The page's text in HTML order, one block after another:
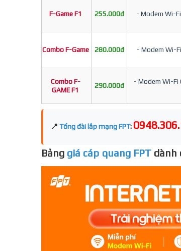
F-Game F1 255.000đ - Modem Wi-
Combo F-Game 280.000đ - Modem Wi-
Combo F-
GAME F1
290.000đ
- Modem Wi-Fi
📍 Tổng đài lắp mạng FPT:
Bảng giá cáp quang FPT dành